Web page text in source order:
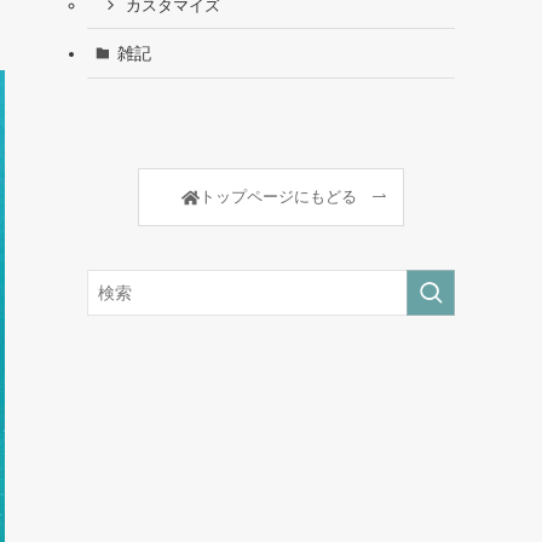
カスタマイズ
雑記
トップページにもどる